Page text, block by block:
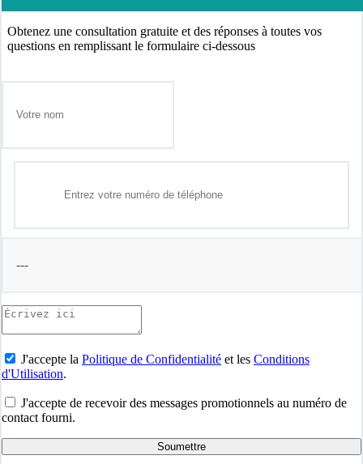
Obtenez une consultation gratuite et des réponses à toutes vos
questions en remplissant le formulaire ci-dessous
---
J'accepte la Politique de Confidentialité et les Conditions
d'Utilisation.
J'accepte de recevoir des messages promotionnels au numéro de
contact fourni.
Soumettre